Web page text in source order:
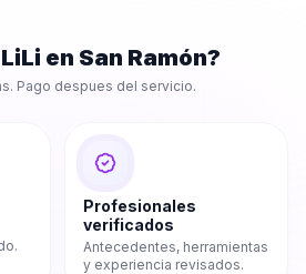
en San Ramón?
Pago despues del servicio.
Profesionales
verificados
Antecedentes, herramientas
y experiencia revisados.